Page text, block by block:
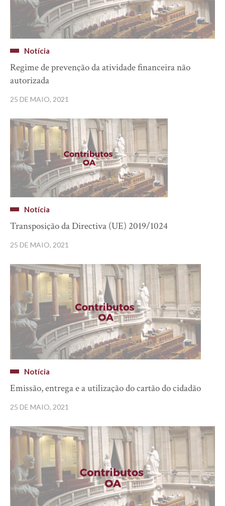
Notícia
Regime de prevenção da atividade financeira não
autorizada
25 DE MAIO, 2021
Notícia
Transposição da Directiva (UE) 2019/1024
25 DE MAIO, 2021
Notícia
Emissão, entrega e a utilização do cartão do cidadão
25 DE MAIO, 2021